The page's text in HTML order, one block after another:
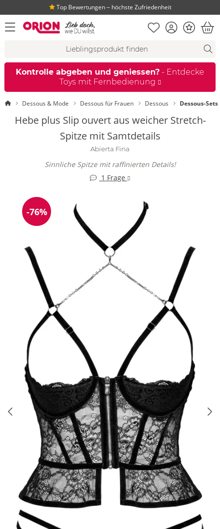
Top Bewertungen ‒ höchste Zufriedenheit
Menü öffnen Merkliste
KontoBonus
Kontrolle abgeben und geniessen? - Entdecke
Toys mit Fernbedienung
StartseiteDessous & Mode Dessous für Frauen Dessous Dessous-Sets
Hebe plus Slip ouvert aus weicher Stretch-
Spitze mit Samtdetails
Abierta Fina
Sinnliche Spitze mit raffinierten Details!
1 Frage
Reduzierung
-76%